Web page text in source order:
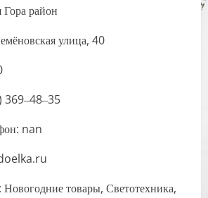
район
улица, 40
369‒48‒35
nan
Новогодние товары, Светотехника,